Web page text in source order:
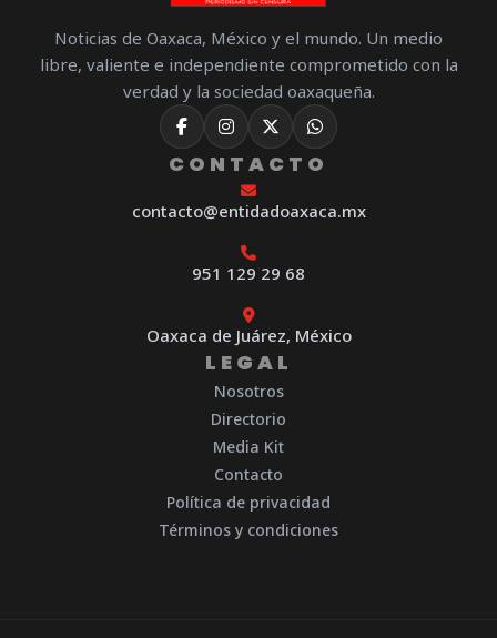
Noticias de Oaxaca, México y el mundo. Un medio
libre, valiente e independiente comprometido con la
verdad y la sociedad oaxaqueña.
CONTACTO
contacto@entidadoaxaca.mx
951 129 29 68
Oaxaca de Juárez, México
LEGAL
Nosotros
Directorio
Media Kit
Contacto
Política de privacidad
Términos y condiciones